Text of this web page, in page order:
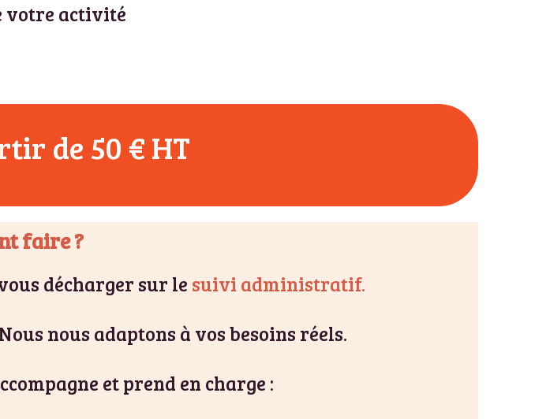
votre activité
de 50 € HT
faire ?
décharger sur le suivi administratif.
nous adaptons à vos besoins réels.
et prend en charge :